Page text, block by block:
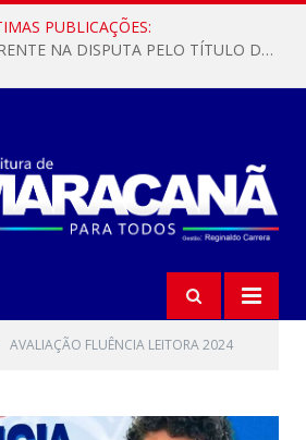
PUBLICAÇÕES:
MARACANÃ SAI NA FRENTE NA DISPUTA PELO TÍTULO DA COPA PARÁ SUB-17!
AVALIAÇÃO FLUÊNCIA LEITORA 2024